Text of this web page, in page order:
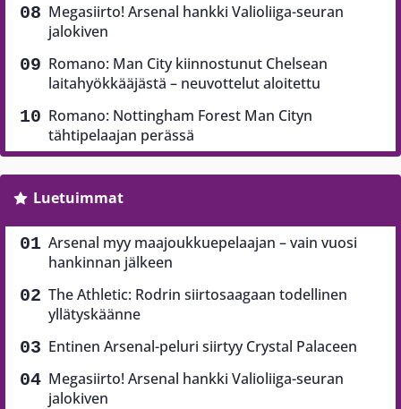
Megasiirto! Arsenal hankki Valioliiga-seuran
jalokiven
Romano: Man City kiinnostunut Chelsean
laitahyökkääjästä – neuvottelut aloitettu
Romano: Nottingham Forest Man Cityn
tähtipelaajan perässä
Luetuimmat
Arsenal myy maajoukkuepelaajan – vain vuosi
hankinnan jälkeen
The Athletic: Rodrin siirtosaagaan todellinen
yllätyskäänne
Entinen Arsenal-peluri siirtyy Crystal Palaceen
Megasiirto! Arsenal hankki Valioliiga-seuran
jalokiven